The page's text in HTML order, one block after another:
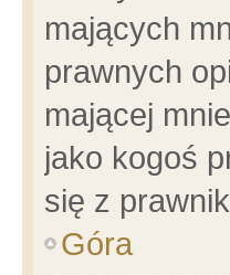
mających
prawnych
mającej
jako kogoś
się z
Góra